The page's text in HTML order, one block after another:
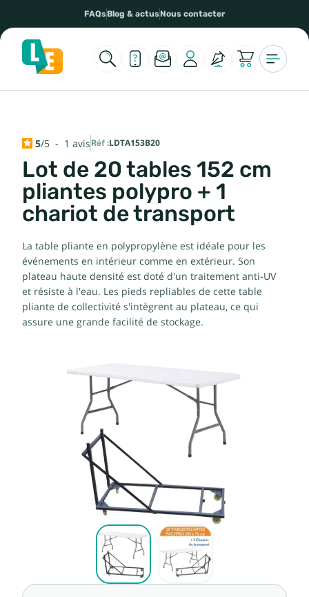
FAQsBlog & actusNous contacter
5/5 - 1 avis Réf :LDTA153B20
Lot de 20 tables 152 cm
pliantes polypro + 1
chariot de transport
La table pliante en polypropylène est idéale pour les
événements en intérieur comme en extérieur. Son
plateau haute densité est doté d'un traitement anti-UV
et résiste à l'eau. Les pieds repliables de cette table
pliante de collectivité s'intègrent au plateau, ce qui
assure une grande facilité de stockage.